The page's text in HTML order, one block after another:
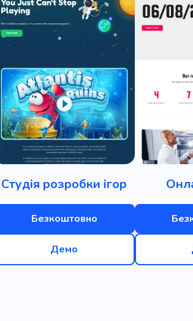
Студія розробки ігор
Безкоштовно
Демо